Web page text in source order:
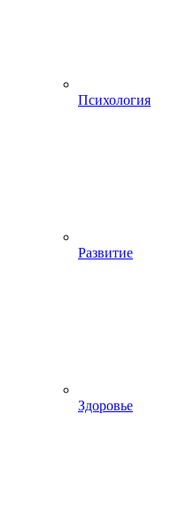
Психология
Развитие
Здоровье